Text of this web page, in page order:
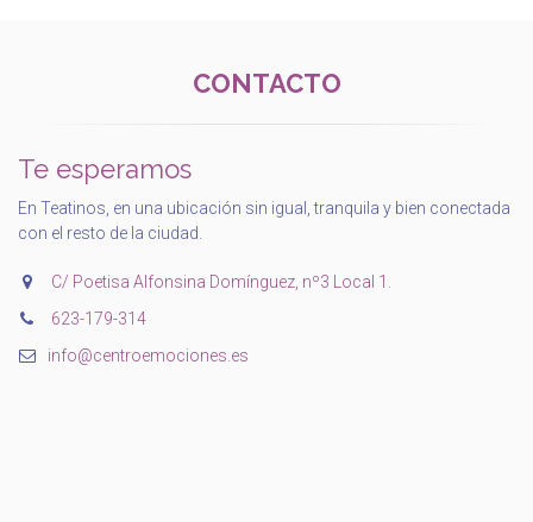
CONTACTO
Te esperamos
En Teatinos, en una ubicación sin igual, tranquila y bien conectada
con el resto de la ciudad.
C/ Poetisa Alfonsina Domínguez, nº3 Local 1.
‭623-179-314‬
info@centroemociones.es